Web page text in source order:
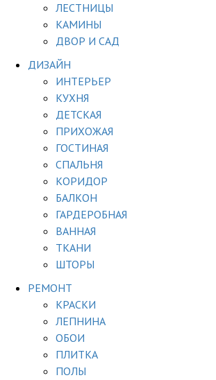
ЛЕСТНИЦЫ
КАМИНЫ
ДВОР И САД
ДИЗАЙН
ИНТЕРЬЕР
КУХНЯ
ДЕТСКАЯ
ПРИХОЖАЯ
ГОСТИНАЯ
СПАЛЬНЯ
КОРИДОР
БАЛКОН
ГАРДЕРОБНАЯ
ВАННАЯ
ТКАНИ
ШТОРЫ
РЕМОНТ
КРАСКИ
ЛЕПНИНА
ОБОИ
ПЛИТКА
ПОЛЫ